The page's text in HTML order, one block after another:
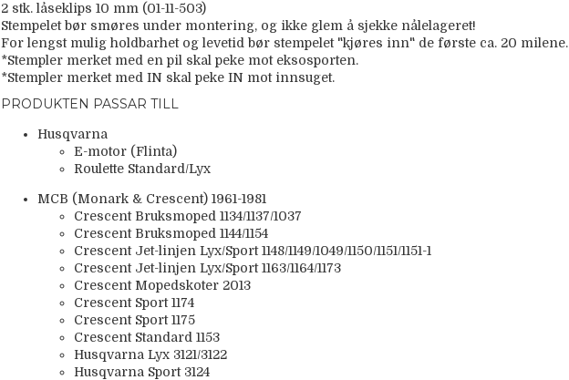
2 stk. låseklips 10 mm (01-11-503)
Stempelet bør smøres under montering, og ikke glem å sjekke nålelageret!
For lengst mulig holdbarhet og levetid bør stempelet "kjøres inn" de første ca. 20 milene.
*Stempler merket med en pil skal peke mot eksosporten.
*Stempler merket med IN skal peke IN mot innsuget.
PRODUKTEN PASSAR TILL
Husqvarna
E-motor (Flinta)
Roulette Standard/Lyx
MCB (Monark & Crescent) 1961-1981
Crescent Bruksmoped 1134/1137/1037
Crescent Bruksmoped 1144/1154
Crescent Jet-linjen Lyx/Sport 1148/1149/1049/1150/1151/1151-1
Crescent Jet-linjen Lyx/Sport 1163/1164/1173
Crescent Mopedskoter 2013
Crescent Sport 1174
Crescent Sport 1175
Crescent Standard 1153
Husqvarna Lyx 3121/3122
Husqvarna Sport 3124